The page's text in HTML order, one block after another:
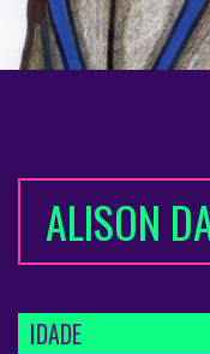
ALISON
IDADE